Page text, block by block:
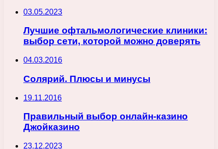
03.05.2023
Лучшие офтальмологические клиники:
выбор сети, которой можно доверять
04.03.2016
Солярий. Плюсы и минусы
19.11.2016
Правильный выбор онлайн-казино
Джойказино
23.12.2023